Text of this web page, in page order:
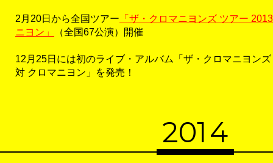
2月20日から全国ツアー 「ザ・クロマニヨンズ ツアー
ニヨン」
（全国67公演）開催
12月25日には初のライブ・アルバム「ザ・クロマニヨン
対 クロマニヨン」を発売！
2014